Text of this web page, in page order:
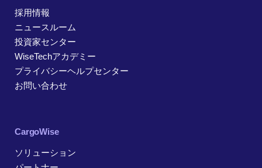
採用情報
ニュースルーム
投資家センター
WiseTechアカデミー
プライバシーヘルプセンター
お問い合わせ
CargoWise
ソリューション